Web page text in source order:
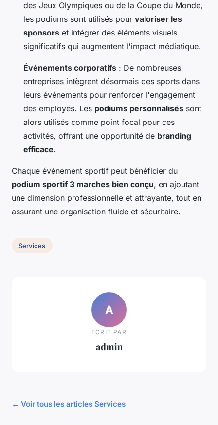
des Jeux Olympiques ou de la Coupe du Monde,
les podiums sont utilisés pour valoriser les
sponsors et intégrer des éléments visuels
significatifs qui augmentent l'impact médiatique.
Événements corporatifs : De nombreuses
entreprises intègrent désormais des sports dans
leurs événements pour renforcer l'engagement
des employés. Les podiums personnalisés sont
alors utilisés comme point focal pour ces
activités, offrant une opportunité de branding
efficace.
Chaque événement sportif peut bénéficier du
podium sportif 3 marches bien conçu, en ajoutant
une dimension professionnelle et attrayante, tout en
assurant une organisation fluide et sécuritaire.
Services
A
ECRIT PAR
admin
← Voir tous les articles Services